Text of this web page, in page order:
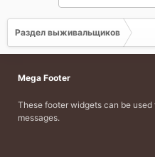
Раздел выживальщиков
Mega Footer
These footer widgets can be
messages.